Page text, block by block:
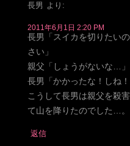
長男 より:
2011年6月1日 2:20 PM
長男「スイカを切りたい
さい」
親父「しょうがないな…」
長男「かかったな！しね！
こうして長男は親父を殺
て山を降りたのでした…。
返信